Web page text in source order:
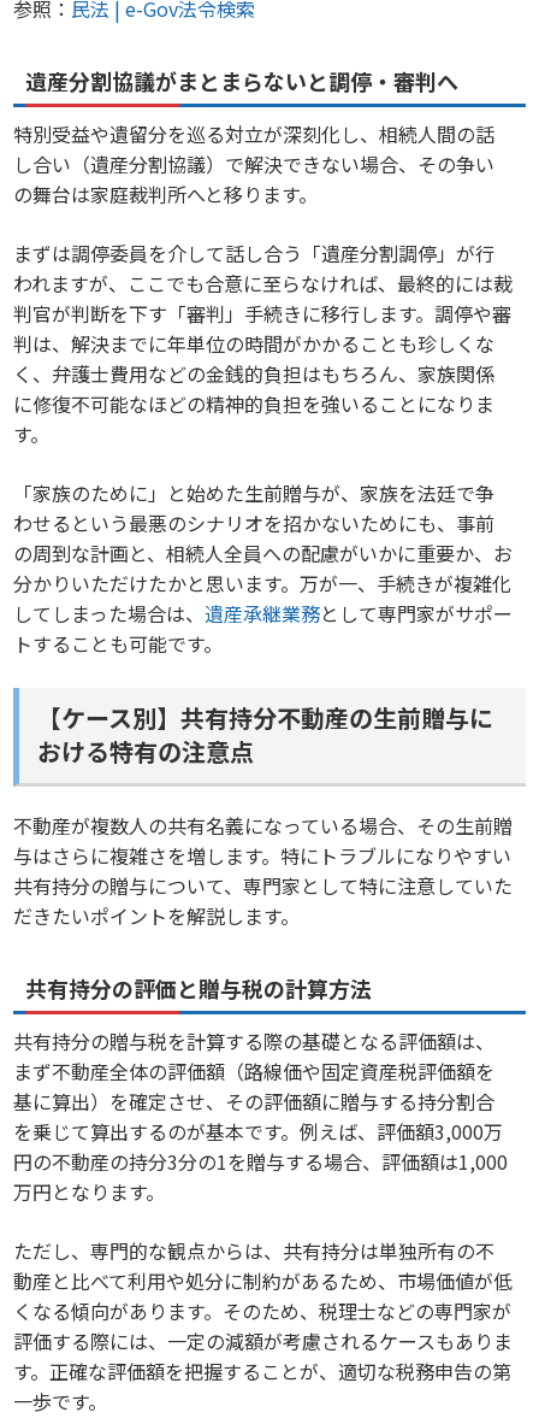
参照： 民法 | e-Gov法令検索
遺産分割協議がまとまらないと調停・審判へ
特別受益や遺留分を巡る対立が深刻化し、相続人間の話
し合い（遺産分割協議）で解決できない場合、その争い
の舞台は家庭裁判所へと移ります。
まずは調停委員を介して話し合う「遺産分割調停」が行
われますが、ここでも合意に至らなければ、最終的には裁
判官が判断を下す「審判」手続きに移行します。調停や審
判は、解決までに年単位の時間がかかることも珍しくな
く、弁護士費用などの金銭的負担はもちろん、家族関係
に修復不可能なほどの精神的負担を強いることになりま
す。
「家族のために」と始めた生前贈与が、家族を法廷で争
わせるという最悪のシナリオを招かないためにも、事前
の周到な計画と、相続人全員への配慮がいかに重要か、お
分かりいただけたかと思います。万が一、手続きが複雑化
してしまった場合は、遺産承継業務として専門家がサポー
トすることも可能です。
【ケース別】共有持分不動産の生前贈与に
おける特有の注意点
不動産が複数人の共有名義になっている場合、その生前贈
与はさらに複雑さを増します。特にトラブルになりやすい
共有持分の贈与について、専門家として特に注意していた
だきたいポイントを解説します。
共有持分の評価と贈与税の計算方法
共有持分の贈与税を計算する際の基礎となる評価額は、
まず不動産全体の評価額（路線価や固定資産税評価額を
基に算出）を確定させ、その評価額に贈与する持分割合
を乗じて算出するのが基本です。例えば、評価額3,000万
円の不動産の持分3分の1を贈与する場合、評価額は1,000
万円となります。
ただし、専門的な観点からは、共有持分は単独所有の不
動産と比べて利用や処分に制約があるため、市場価値が低
くなる傾向があります。そのため、税理士などの専門家が
評価する際には、一定の減額が考慮されるケースもありま
す。正確な評価額を把握することが、適切な税務申告の第
一歩です。